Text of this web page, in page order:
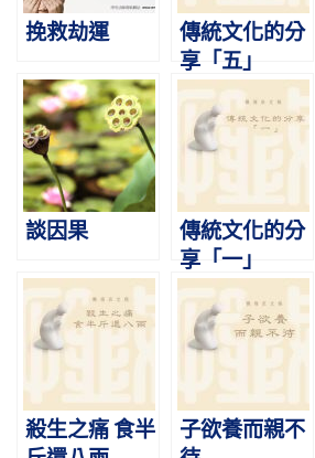
挽救劫運
傳統文化的分
享「五」
談因果
傳統文化的分
享「一」
殺生之痛 食半
子欲養而親不